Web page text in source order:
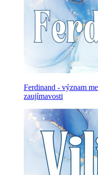
Ferdinand - význam
zaujímavosti